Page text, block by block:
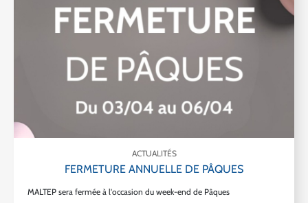
ACTUALITÉS
FERMETURE ANNUELLE DE PÂQUES
MALTEP sera fermée à l'occasion du week-end de Pâques